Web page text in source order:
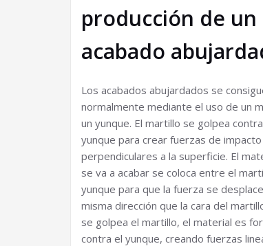
producción de un
acabado
Los acabados abujardados se
normalmente mediante el uso de un
un yunque. El martillo se golpea
yunque para crear fuerzas de impacto
perpendiculares a la superficie. El
se va a acabar se coloca entre el
yunque para que la fuerza se
misma dirección que la cara del
se golpea el martillo, el material es
contra el yunque, creando fuerzas